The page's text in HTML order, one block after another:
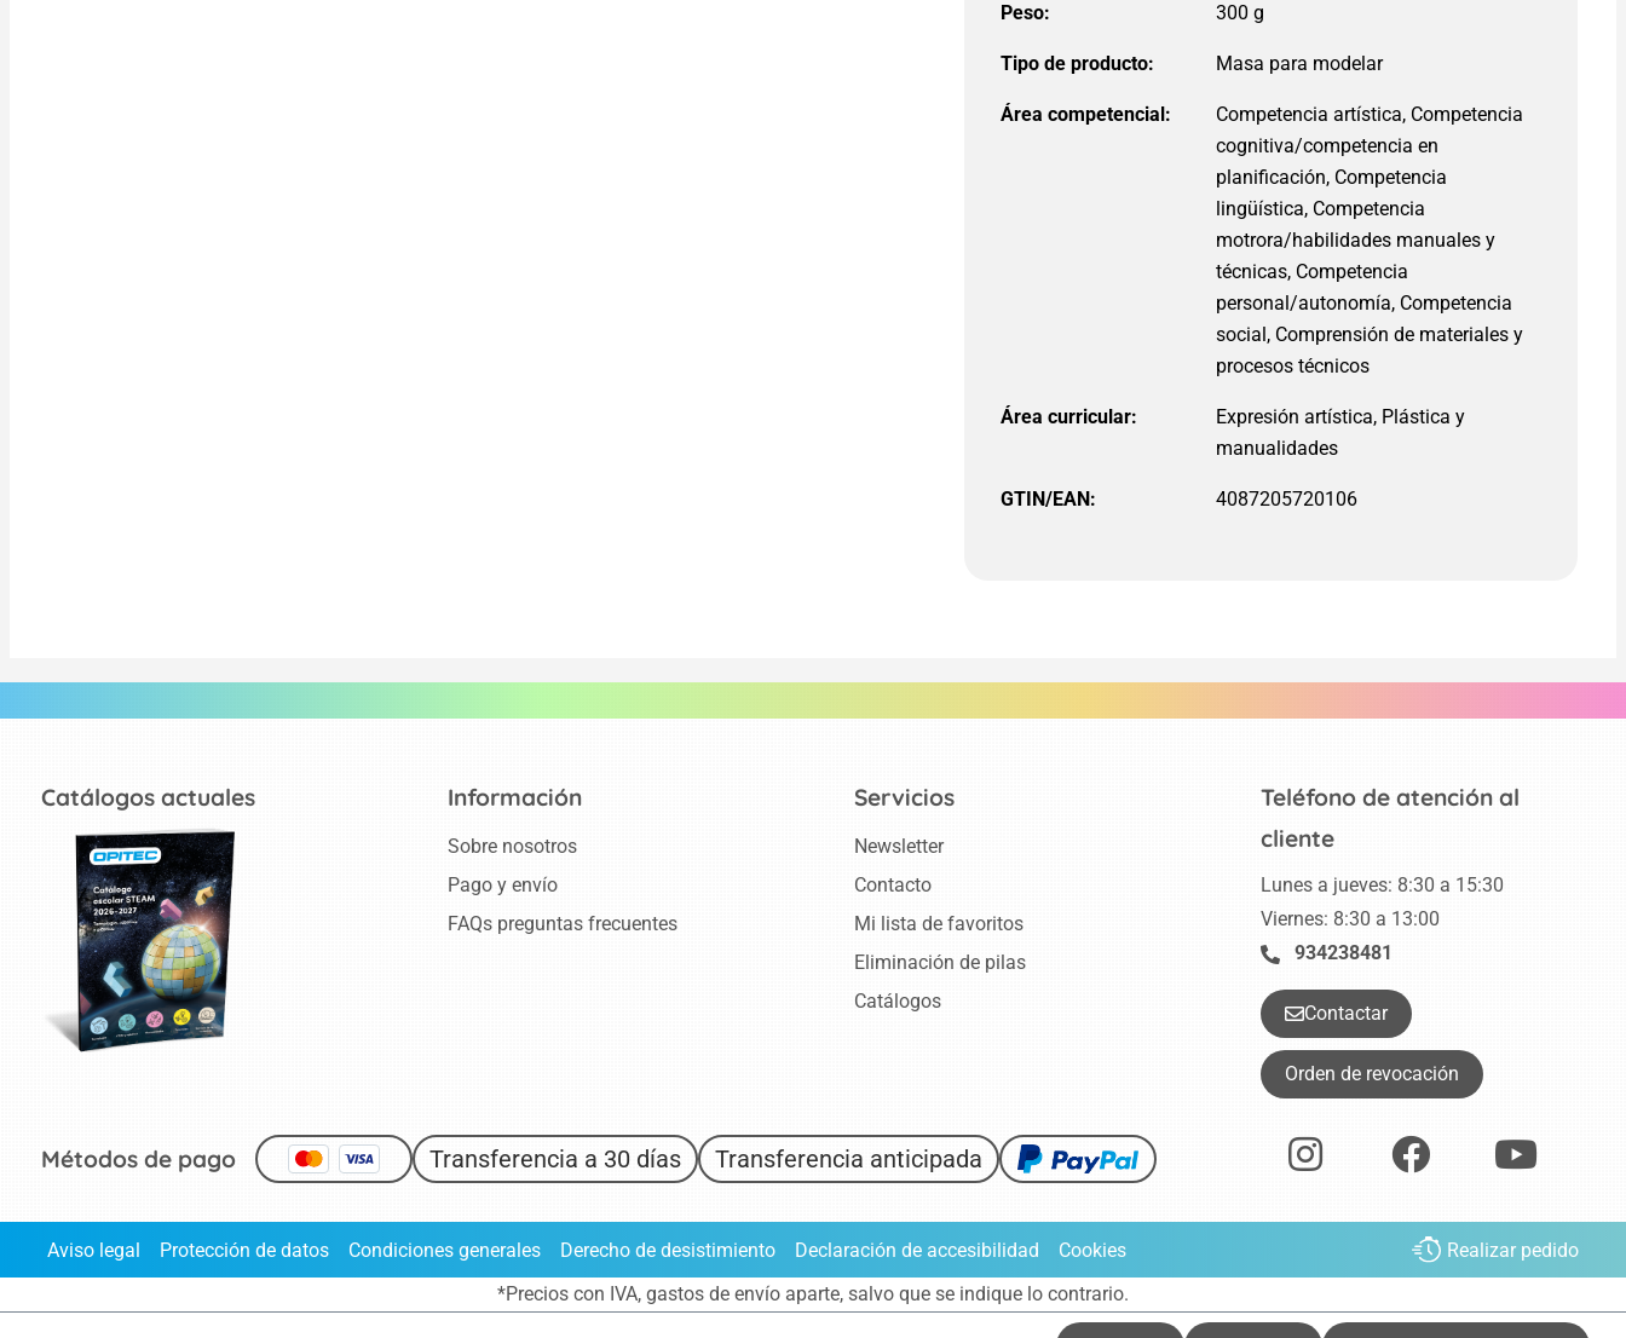
Peso: 300 g
Tipo de producto:
Área competencial:
Competencia artística, Competencia
cognitiva/competencia en
planificación, Competencia
lingüística, Competencia
motrora/habilidades manuales y
técnicas, Competencia
personal/autonomía, Competencia
social, Comprensión de materiales y
procesos técnicos
Área curricular:
Expresión artística, Plástica y
manualidades
GTIN/EAN: 4087205720106
Catálogos actuales
Teléfono de atención al
cliente
Lunes a jueves: 8:30 a 15:30
Viernes: 8:30 a 13:00
934238481
Contactar
Orden de revocación
Información
Sobre nosotros
Pago y envío
FAQs preguntas frecuentes
Servicios
Newsletter
Contacto
Mi lista de favoritos
Eliminación de pilas
Catálogos
Métodos de pago Transferencia a 30 días Transferencia anticipada
Aviso legal Protección de datos Condiciones generales Derecho de desistimiento Declaración de accesibilidad Cookies
Realizar pedido
*Precios con IVA, gastos de envío aparte, salvo que se indique lo contrario.